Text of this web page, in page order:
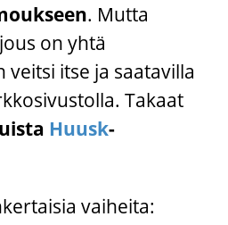
. Mutta
on yhtä
veitsi itse ja saatavilla
Takaat
Huusk-
vaiheita: